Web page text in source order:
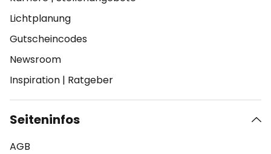
Lichtplanung
Gutscheincodes
Newsroom
Inspiration | Ratgeber
Seiteninfos
AGB